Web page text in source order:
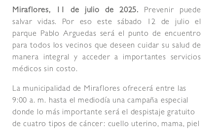
Miraflores, 11 de julio de 2025. Prevenir puede
salvar vidas. Por eso este sábado 12 de julio el
parque Pablo Arguedas será el punto de encuentro
para todos los vecinos que deseen cuidar su salud de
manera integral y acceder a importantes servicios
médicos sin costo.
La municipalidad de Miraflores ofrecerá entre las
9:00 a. m. hasta el mediodía una campaña especial
donde lo más importante será el despistaje gratuito
de cuatro tipos de cáncer: cuello uterino, mama, piel